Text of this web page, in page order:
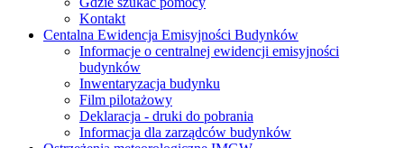
Kontakt
Centalna Ewidencja Emisyjności Budynków
Informacje o centralnej ewidencji emisyjności
budynków
Inwentaryzacja budynku
Film pilotażowy
Deklaracja - druki do pobrania
Informacja dla zarządców budynków